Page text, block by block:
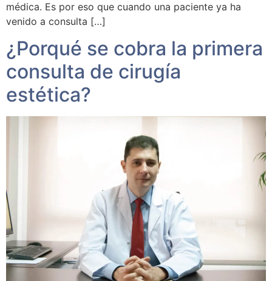
médica. Es por eso que cuando una paciente ya ha
venido a consulta […]
¿Porqué se cobra la primera
consulta de cirugía
estética?